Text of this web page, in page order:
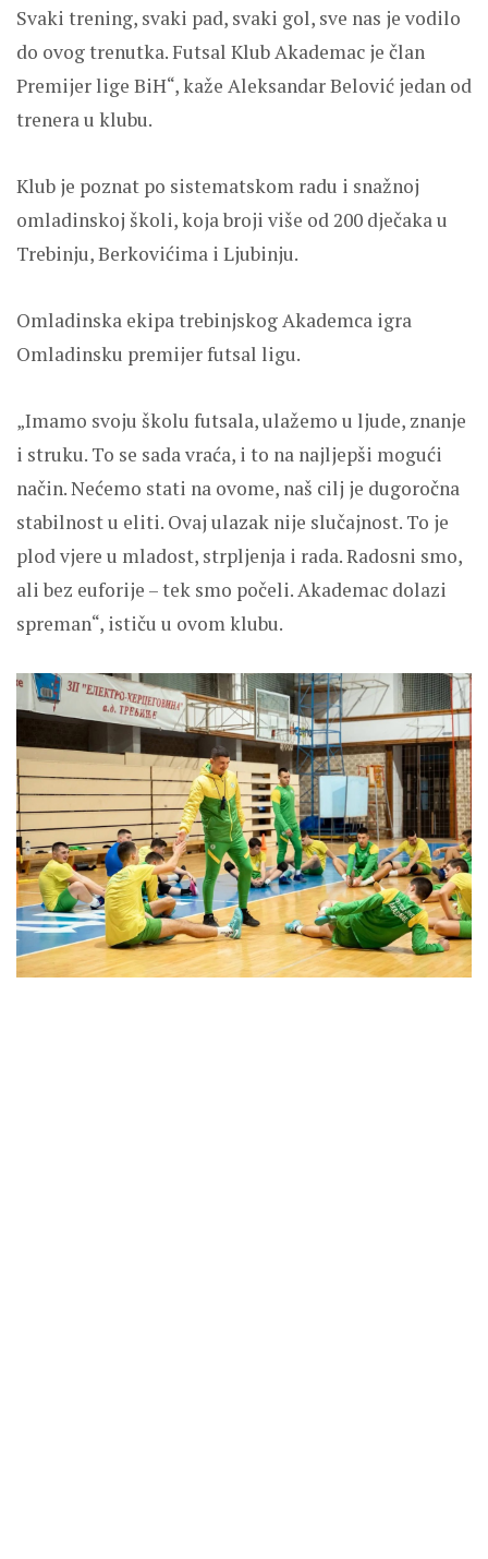
Svaki trening, svaki pad, svaki gol, sve nas je vodilo
do ovog trenutka. Futsal Klub Akademac je član
Premijer lige BiH“, kaže Aleksandar Belović jedan od
trenera u klubu.
Klub je poznat po sistematskom radu i snažnoj
omladinskoj školi, koja broji više od 200 dječaka u
Trebinju, Berkovićima i Ljubinju.
Omladinska ekipa trebinjskog Akademca igra
Omladinsku premijer futsal ligu.
„Imamo svoju školu futsala, ulažemo u ljude, znanje
i struku. To se sada vraća, i to na najljepši mogući
način. Nećemo stati na ovome, naš cilj je dugoročna
stabilnost u eliti. Ovaj ulazak nije slučajnost. To je
plod vjere u mladost, strpljenja i rada. Radosni smo,
ali bez euforije – tek smo počeli. Akademac dolazi
spreman“, ističu u ovom klubu.